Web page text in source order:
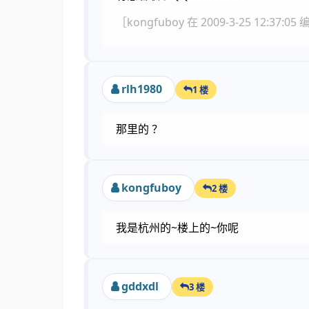
［kongfuboy 在 2009-3-25 12:37:05 编
rlh1980 1 楼
那里的 ？
kongfuboy 2 楼
我是杭州的~楼上的~你呢
gddxdl 3 楼